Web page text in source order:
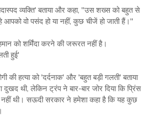
व्यक्ति' बताया और कहा, "उस शख्स को बहुत से
वो पसंद हो या नहीं, कुछ चीजें हो जाती हैं।"
को शर्मिंदा करने की जरूरत नहीं है।
हुई'
की हत्या को 'दर्दनाक' और 'बहुत बड़ी गलती' बताया
थी, लेकिन ट्रंप ने बार-बार जोर दिया कि प्रिंस
नहीं थी। सऊदी सरकार ने हमेशा कहा है कि यह कुछ